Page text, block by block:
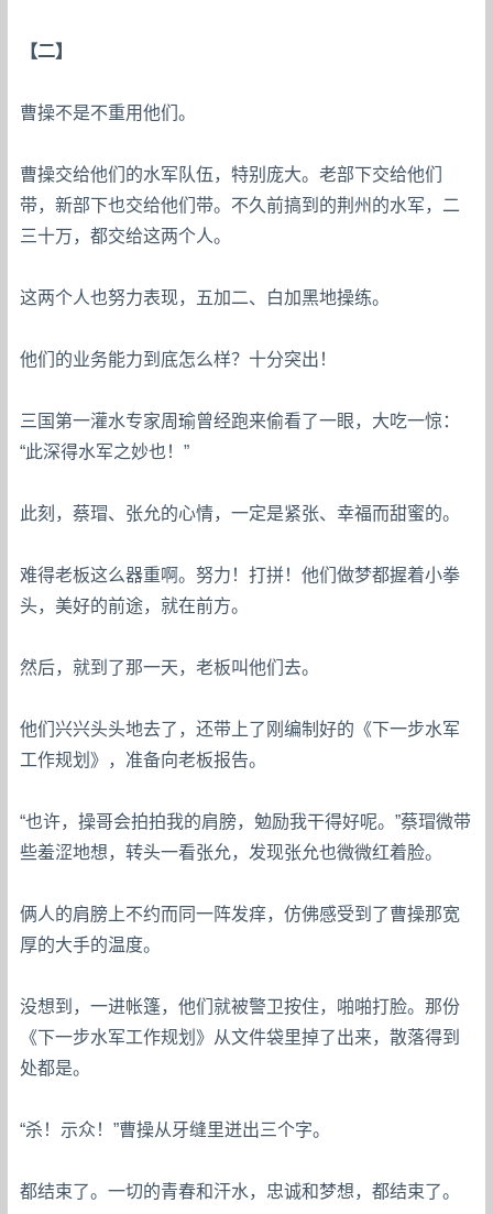
【二】
曹操不是不重用他们。
曹操交给他们的水军队伍，特别庞大。老部下交给他们
带，新部下也交给他们带。不久前搞到的荆州的水军，二
三十万，都交给这两个人。
这两个人也努力表现，五加二、白加黑地操练。
他们的业务能力到底怎么样？十分突出！
三国第一灌水专家周瑜曾经跑来偷看了一眼，大吃一惊：
“此深得水军之妙也！”
此刻，蔡瑁、张允的心情，一定是紧张、幸福而甜蜜的。
难得老板这么器重啊。努力！打拼！他们做梦都握着小拳
头，美好的前途，就在前方。
然后，就到了那一天，老板叫他们去。
他们兴兴头头地去了，还带上了刚编制好的《下一步水军
工作规划》，准备向老板报告。
“也许，操哥会拍拍我的肩膀，勉励我干得好呢。”蔡瑁微带
些羞涩地想，转头一看张允，发现张允也微微红着脸。
俩人的肩膀上不约而同一阵发痒，仿佛感受到了曹操那宽
厚的大手的温度。
没想到，一进帐篷，他们就被警卫按住，啪啪打脸。那份
《下一步水军工作规划》从文件袋里掉了出来，散落得到
处都是。
“杀！示众！”曹操从牙缝里迸出三个字。
都结束了。一切的青春和汗水，忠诚和梦想，都结束了。